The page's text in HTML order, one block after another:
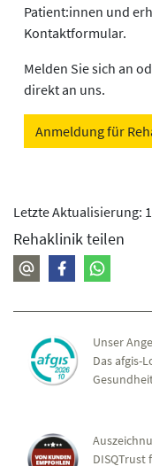
Patient:innen und
Kontaktformular.
Melden Sie sich an
direkt an uns.
Anmeldung für
Letzte Aktualisierung:
Rehaklinik teilen
Unser
Das afgis-
DISQTrust